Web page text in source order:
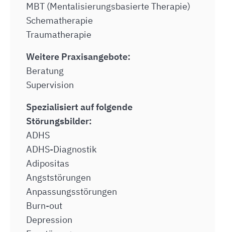
MBT (Mentalisierungsbasierte Therapie)
Schematherapie
Traumatherapie
Weitere Praxisangebote:
Beratung
Supervision
Spezialisiert auf folgende
Störungsbilder:
ADHS
ADHS-Diagnostik
Adipositas
Angststörungen
Anpassungsstörungen
Burn-out
Depression